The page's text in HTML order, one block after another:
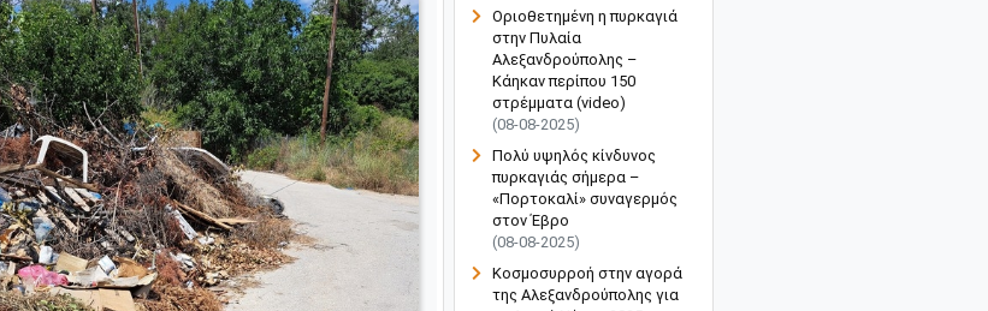
Οριοθετημένη η πυρκαγιά
στην Πυλαία
Αλεξανδρούπολης –
Κάηκαν περίπου 150
στρέμματα (video)
(08-08-2025)
Πολύ υψηλός κίνδυνος
πυρκαγιάς σήμερα –
«Πορτοκαλί» συναγερμός
στον Έβρο
(08-08-2025)
Κοσμοσυρροή στην αγορά
της Αλεξανδρούπολης για